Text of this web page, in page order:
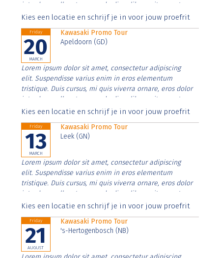
interdum nulla, ut commodo diam libero vitae erat.
Aenean faucibus nibh et justo cursus id rutrum lorem
Kies een locatie en schrijf je in voor jouw proefrit
Friday
20
MARCH
Kawasaki Promo Tour
Apeldoorn (GD)
Lorem ipsum dolor sit amet, consectetur adipiscing
elit. Suspendisse varius enim in eros elementum
tristique. Duis cursus, mi quis viverra ornare, eros dolor
interdum nulla, ut commodo diam libero vitae erat.
Aenean faucibus nibh et justo cursus id rutrum lorem
Kies een locatie en schrijf je in voor jouw proefrit
Friday
13
MARCH
Kawasaki Promo Tour
Leek (GN)
Lorem ipsum dolor sit amet, consectetur adipiscing
elit. Suspendisse varius enim in eros elementum
tristique. Duis cursus, mi quis viverra ornare, eros dolor
interdum nulla, ut commodo diam libero vitae erat.
Aenean faucibus nibh et justo cursus id rutrum lorem
Kies een locatie en schrijf je in voor jouw proefrit
Friday
21
AUGUST
Kawasaki Promo Tour
's-Hertogenbosch (NB)